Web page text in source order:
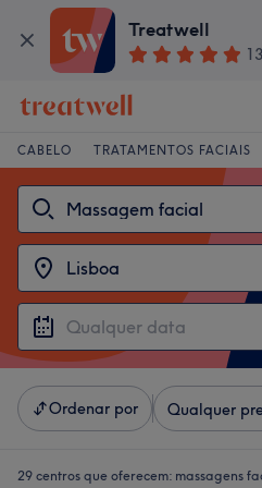
Treatwell
CABELO TRATAMENTOS FACIAIS
Ordenar por Qualquer
29 centros que oferecem: massagens